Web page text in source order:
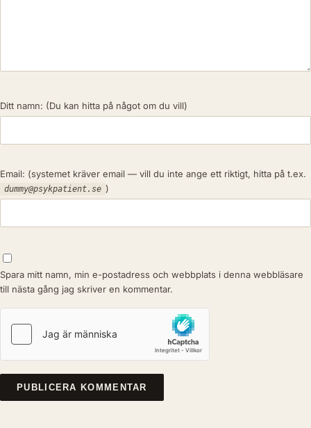
Ditt namn: (Du kan hitta på något om du vill)
Email: (systemet kräver email — vill du inte ange ett riktigt, hitta på t.ex.
dummy@psykpatient.se )
Spara mitt namn, min e-postadress och webbplats i denna webbläsare
till nästa gång jag skriver en kommentar.